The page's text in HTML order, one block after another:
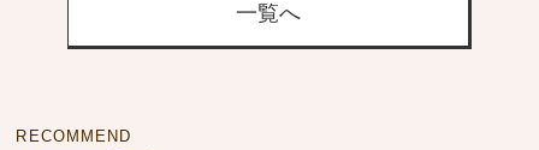
一覧へ
RECOMMEND